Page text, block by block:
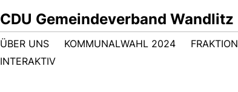
CDU Gemeindeverband Wandlitz
ÜBER UNS KOMMUNALWAHL 2024 FRAKTION
INTERAKTIV